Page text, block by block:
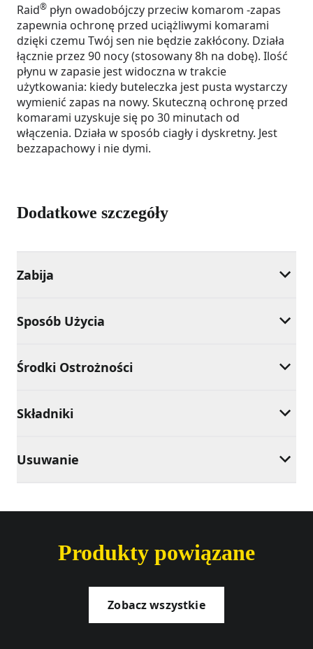
Raid® płyn owadobójczy przeciw komarom -zapas
zapewnia ochronę przed uciążliwymi komarami
dzięki czemu Twój sen nie będzie zakłócony. Działa
łącznie przez 90 nocy (stosowany 8h na dobę). Ilość
płynu w zapasie jest widoczna w trakcie
użytkowania: kiedy buteleczka jest pusta wystarczy
wymienić zapas na nowy. Skuteczną ochronę przed
komarami uzyskuje się po 30 minutach od
włączenia. Działa w sposób ciagły i dyskretny. Jest
bezzapachowy i nie dymi.
Dodatkowe szczegóły
Zabija
Sposób Użycia
Środki Ostrożności
Składniki
Usuwanie
Produkty powiązane
Zobacz wszystkie